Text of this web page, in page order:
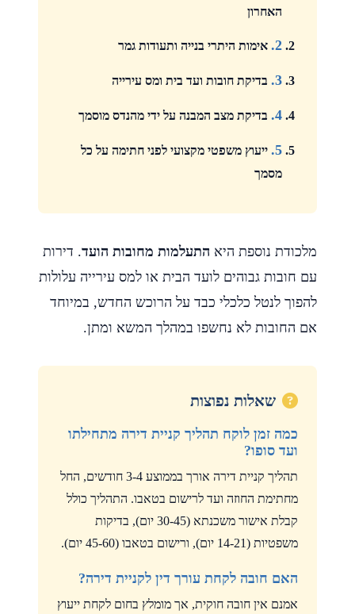
האחרון
2. אימות היתרי בנייה ותעודות גמר
3. בדיקת חובות ועד בית ומס עירייה
4. בדיקת מצב המבנה על ידי מהנדס מוסמך
5. ייעוץ משפטי מקצועי לפני חתימה על כל
מסמך
מלכודת נוספת היא התעלמות מחובות הועד. דירות
עם חובות גבוהים לועד הבית או למס עירייה עלולות
להפוך לנטל כלכלי כבד על הרוכש החדש, במיוחד
אם החובות לא נחשפו במהלך המשא ומתן.
שאלות נפוצות
כמה זמן לוקח תהליך קניית דירה מתחילתו
ועד סופו?
תהליך קניית דירה אורך בממוצע 3-4 חודשים, החל
מחתימת החוזה ועד לרישום בטאבו. התהליך כולל
קבלת אישור משכנתא (30-45 יום), בדיקות
משפטיות (14-21 יום), ורישום בטאבו (45-60 יום).
האם חובה לקחת עורך דין לקניית דירה?
אמנם אין חובה חוקית, אך מומלץ בחום לקחת ייעוץ